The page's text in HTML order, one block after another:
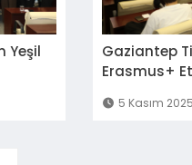
Yeşil
Gaziantep
Erasmus+
5 Kasım 2025